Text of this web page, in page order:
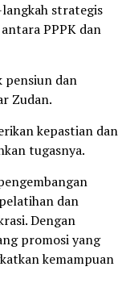
strategis
PPPK dan
pensiun dan
Zudan.
kepastian dan
tugasnya.
dan
Dengan
promosi yang
kemampuan